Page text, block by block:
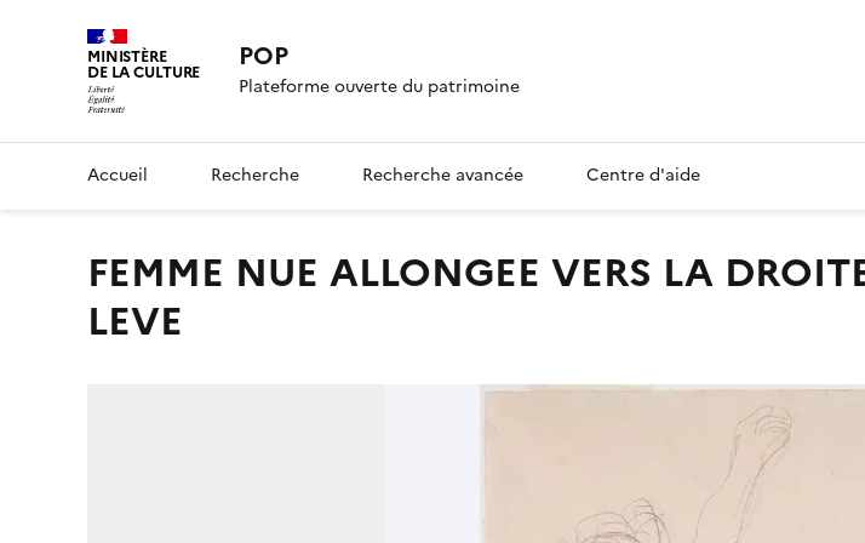
MINISTÈRE
DE LA CULTURE POP
Plateforme ouverte du patrimoine
Accueil Recherche Recherche avancée Centre d'aide
FEMME NUE ALLONGEE VERS LA DROITE, UN BRAS
LEVE